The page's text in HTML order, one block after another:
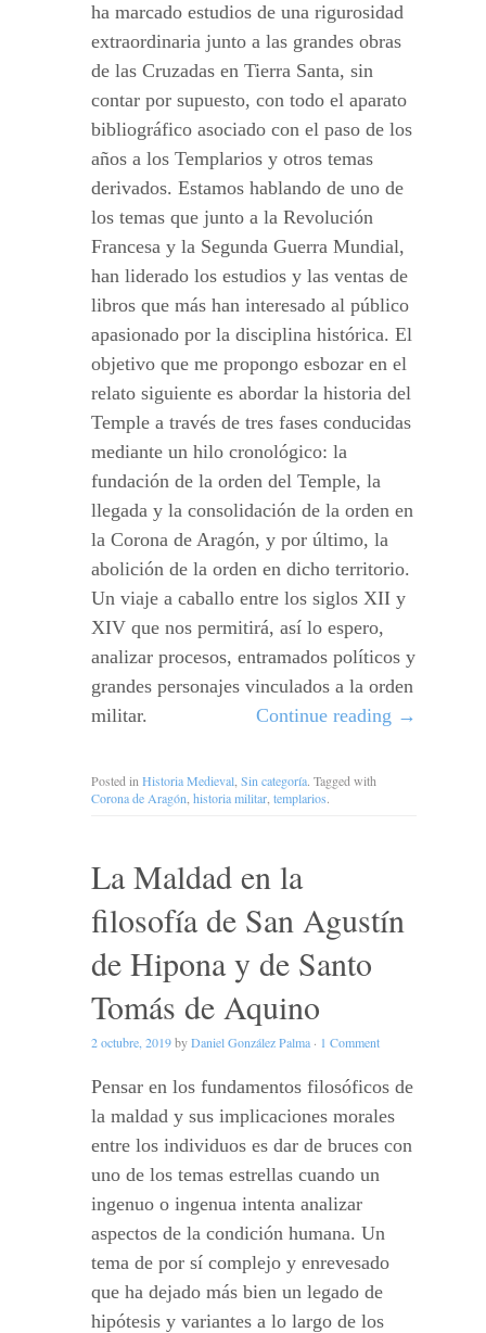
ha marcado estudios de una rigurosidad
extraordinaria junto a las grandes obras
de las Cruzadas en Tierra Santa, sin
contar por supuesto, con todo el aparato
bibliográfico asociado con el paso de los
años a los Templarios y otros temas
derivados. Estamos hablando de uno de
los temas que junto a la Revolución
Francesa y la Segunda Guerra Mundial,
han liderado los estudios y las ventas de
libros que más han interesado al público
apasionado por la disciplina histórica. El
objetivo que me propongo esbozar en el
relato siguiente es abordar la historia del
Temple a través de tres fases conducidas
mediante un hilo cronológico: la
fundación de la orden del Temple, la
llegada y la consolidación de la orden en
la Corona de Aragón, y por último, la
abolición de la orden en dicho territorio.
Un viaje a caballo entre los siglos XII y
XIV que nos permitirá, así lo espero,
analizar procesos, entramados políticos y
grandes personajes vinculados a la orden
militar.
Continue reading →
Posted in Historia Medieval Sin categoría. Tagged with
Corona de Aragón historia militar templarios.
La Maldad en la
filosofía de San Agustín
de Hipona y de Santo
Tomás de Aquino
2 octubre, 2019byDaniel González Palma · 1 Comment
Pensar en los fundamentos filosóficos de
la maldad y sus implicaciones morales
entre los individuos es dar de bruces con
uno de los temas estrellas cuando un
ingenuo o ingenua intenta analizar
aspectos de la condición humana. Un
tema de por sí complejo y enrevesado
que ha dejado más bien un legado de
hipótesis y variantes a lo largo de los